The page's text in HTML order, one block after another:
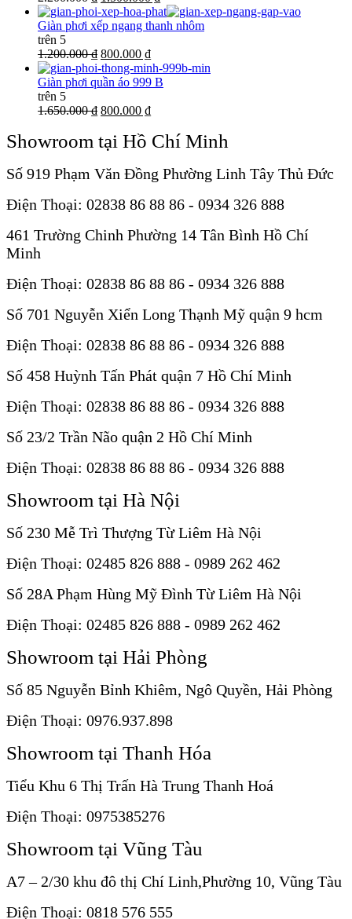
Giàn phơi xếp ngang thanh nhôm
trên 5
1.200.000 ₫ 800.000 ₫
Giàn phơi quần áo 999 B
trên 5
1.650.000 ₫ 800.000 ₫
Showroom tại Hồ Chí Minh
Số 919 Phạm Văn Đồng Phường Linh Tây Thủ Đức
Điện Thoại: 02838 86 88 86 - 0934 326 888
461 Trường Chinh Phường 14 Tân Bình Hồ Chí
Minh
Điện Thoại: 02838 86 88 86 - 0934 326 888
Số 701 Nguyễn Xiển Long Thạnh Mỹ quận 9 hcm
Điện Thoại: 02838 86 88 86 - 0934 326 888
Số 458 Huỳnh Tấn Phát quận 7 Hồ Chí Minh
Điện Thoại: 02838 86 88 86 - 0934 326 888
Số 23/2 Trần Não quận 2 Hồ Chí Minh
Điện Thoại: 02838 86 88 86 - 0934 326 888
Showroom tại Hà Nội
Số 230 Mễ Trì Thượng Từ Liêm Hà Nội
Điện Thoại: 02485 826 888 - 0989 262 462
Số 28A Phạm Hùng Mỹ Đình Từ Liêm Hà Nội
Điện Thoại: 02485 826 888 - 0989 262 462
Showroom tại Hải Phòng
Số 85 Nguyễn Bỉnh Khiêm, Ngô Quyền, Hải Phòng
Điện Thoại: 0976.937.898
Showroom tại Thanh Hóa
Tiểu Khu 6 Thị Trấn Hà Trung Thanh Hoá
Điện Thoại: 0975385276
Showroom tại Vũng Tàu
A7 – 2/30 khu đô thị Chí Linh,Phường 10, Vũng Tàu
Điện Thoại: 0818 576 555